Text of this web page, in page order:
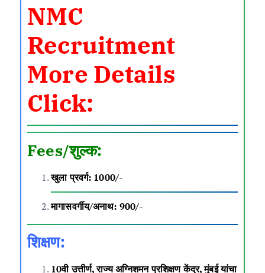
NMC
Recruitment
More Details
Click:
Fees/शुल्क:
खुला प्रवर्ग: 1000/-
मागासवर्गीय/अनाथ: 900/-
शिक्षण:
10वी उत्तीर्ण, राज्य अग्निशमन प्रशिक्षण केंद्र, मुंबई यांचा